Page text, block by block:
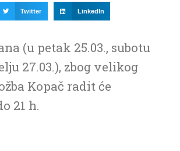
Twitter LinkedIn
(u petak 25.03., subotu
27.03.), zbog velikog
Kopač radit će
21 h.